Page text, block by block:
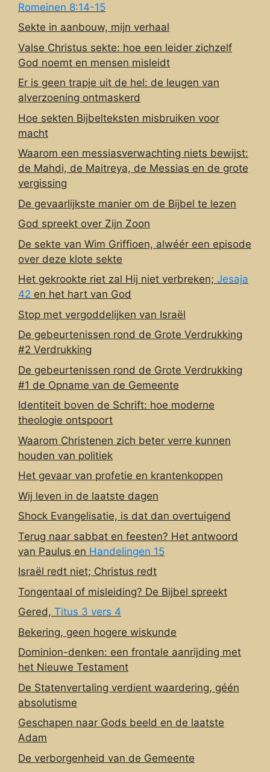
Romeinen 8:14-15
Sekte in aanbouw, mijn verhaal
Valse Christus sekte: hoe een leider zichzelf
God noemt en mensen misleidt
Er is geen trapje uit de hel: de leugen van
alverzoening ontmaskerd
Hoe sekten Bijbelteksten misbruiken voor
macht
Waarom een messiasverwachting niets bewijst:
de Mahdi, de Maitreya, de Messias en de grote
vergissing
De gevaarlijkste manier om de Bijbel te lezen
God spreekt over Zijn Zoon
De sekte van Wim Griffioen, alwéér een episode
over deze klote sekte
Het gekrookte riet zal Hij niet verbreken; Jesaja
42 en het hart van God
Stop met vergoddelijken van Israël
De gebeurtenissen rond de Grote Verdrukking
#2 Verdrukking
De gebeurtenissen rond de Grote Verdrukking
#1 de Opname van de Gemeente
Identiteit boven de Schrift: hoe moderne
theologie ontspoort
Waarom Christenen zich beter verre kunnen
houden van politiek
Het gevaar van profetie en krantenkoppen
Wij leven in de laatste dagen
Shock Evangelisatie, is dat dan overtuigend
Terug naar sabbat en feesten? Het antwoord
van Paulus en Handelingen 15
Israël redt niet; Christus redt
Tongentaal of misleiding? De Bijbel spreekt
Gered, Titus 3 vers 4
Bekering, geen hogere wiskunde
Dominion-denken: een frontale aanrijding met
het Nieuwe Testament
De Statenvertaling verdient waardering, géén
absolutisme
Geschapen naar Gods beeld en de laatste
Adam
De verborgenheid van de Gemeente